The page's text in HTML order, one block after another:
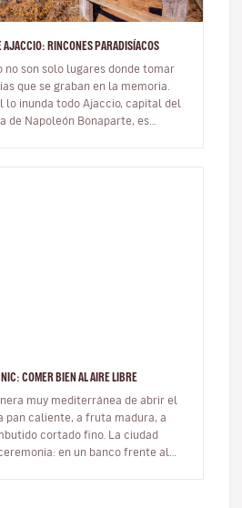
AJACCIO: RINCONES PARADISÍACOS
no son solo lugares donde tomar
que se graban en la memoria.
Ajaccio, capital del
de Napoleón Bonaparte, es
COMER BIEN AL AIRE LIBRE
muy mediterránea de abrir el
pan caliente, a fruta madura, a
cortado fino. La ciudad
en un banco frente al